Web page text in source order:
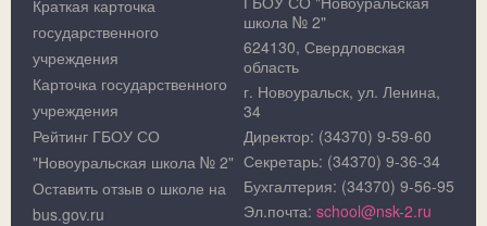
Краткая карточка
государственного
учреждения
Карточка государственного
учреждения
Рейтинг ГБОУ СО
"Новоуральская школа № 2"
Оставить отзыв о школе на
bus.gov.ru
школа № 2"
624130, Свердловская
область
г. Новоуральск, ул. Ленина,
34
Директор: (34370) 9-59-60
Секретарь: (34370) 9-36-34
Бухгалтерия: (34370) 9-56-95
Эл.почта: school@nsk-2.ru